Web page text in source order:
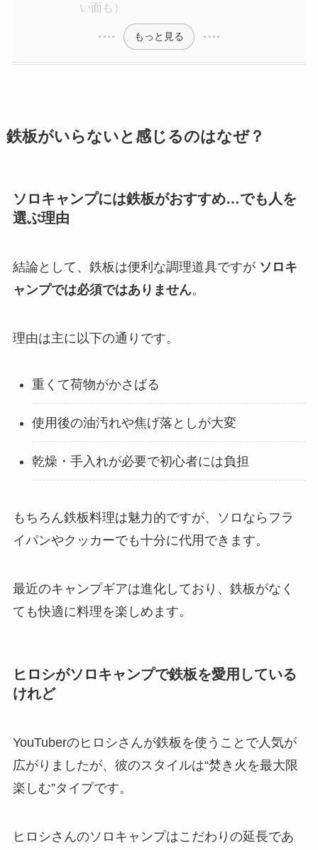
い面も）
もっと見る
鉄板がいらないと感じるのはなぜ？
ソロキャンプには鉄板がおすすめ…でも人を
選ぶ理由
結論として、鉄板は便利な調理道具ですが ソロキ
ャンプでは必須ではありません。
理由は主に以下の通りです。
重くて荷物がかさばる
使用後の油汚れや焦げ落としが大変
乾燥・手入れが必要で初心者には負担
もちろん鉄板料理は魅力的ですが、ソロならフラ
イパンやクッカーでも十分に代用できます。
最近のキャンプギアは進化しており、鉄板がなく
ても快適に料理を楽しめます。
ヒロシがソロキャンプで鉄板を愛用している
けれど
YouTuberのヒロシさんが鉄板を使うことで人気が
広がりましたが、彼のスタイルは“焚き火を最大限
楽しむ”タイプです。
ヒロシさんのソロキャンプはこだわりの延長であ